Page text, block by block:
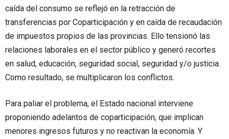
caída del consumo se reflejó en la retracción de
transferencias por Coparticipación y en caída de recaudación
de impuestos propios de las provincias. Ello tensionó las
relaciones laborales en el sector público y generó recortes
en salud, educación, seguridad social, seguridad y/o justicia.
Como resultado, se multiplicaron los conflictos.
Para paliar el problema, el Estado nacional interviene
proponiendo adelantos de coparticipación, que implican
menores ingresos futuros y no reactivan la economía. Y